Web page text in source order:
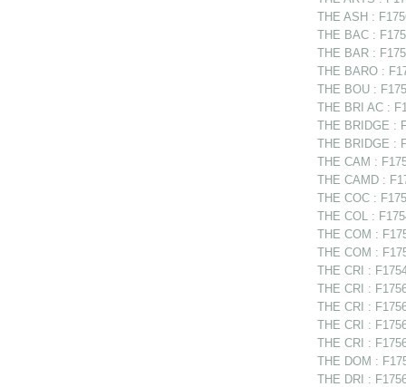
THE ASH :
THE BAC :
THE BAR :
THE BARO :
THE BOU :
THE BRI AC :
THE BRIDGE :
THE BRIDGE :
THE CAM :
THE CAMD :
THE COC :
THE COL :
THE COM :
THE COM :
THE CRI :
THE CRI :
THE CRI :
THE CRI :
THE CRI :
THE DOM :
THE DRI :